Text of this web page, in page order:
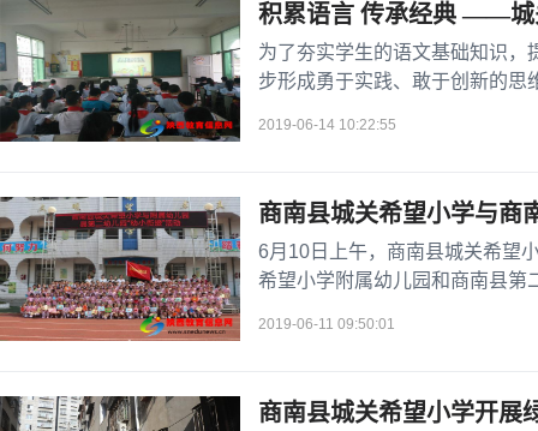
积累语言 传承经典 ——城
为了夯实学生的语文基础知识，
步形成勇于实践、敢于创新的思
2019-06-14 10:22:55
商南县城关希望小学与商
6月10日上午，商南县城关希望
希望小学附属幼儿园和商南县第
2019-06-11 09:50:01
商南县城关希望小学开展